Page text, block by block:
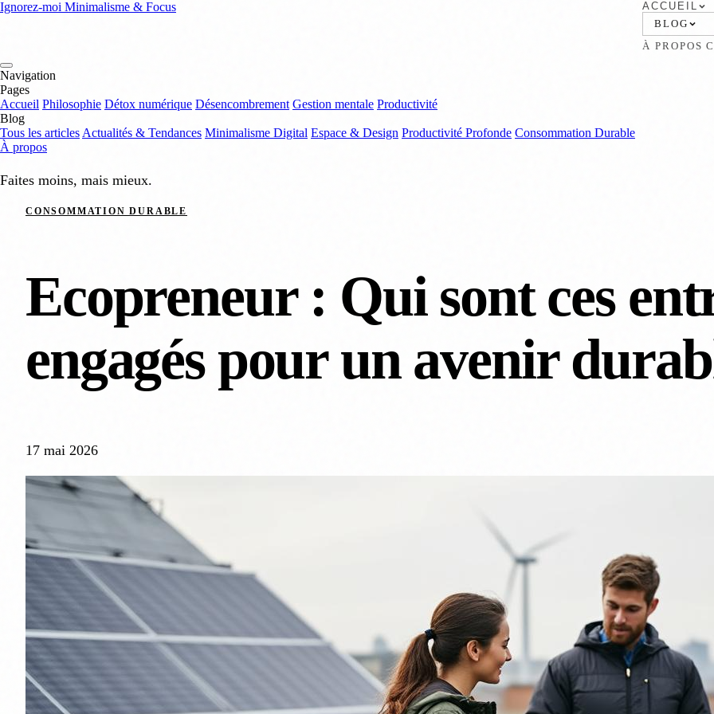
Ignorez-moi Minimalisme & Focus
ACCUEIL
BLOG
À PROPOS
Navigation
Pages
Accueil Philosophie Détox numérique Désencombrement Gestion mentale Productivité
Blog
Tous les articles Actualités & Tendances Minimalisme Digital Espace & Design Productivité Profonde Consommation Durable
À propos
Faites moins, mais mieux.
CONSOMMATION DURABLE
Ecopreneur : Qui sont ces
engagés pour un avenir
17 mai 2026